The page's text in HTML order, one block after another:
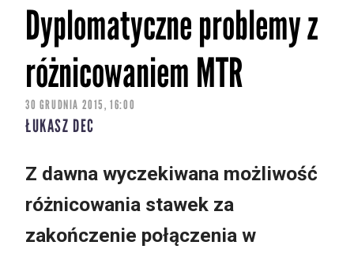
Dyplomatyczne problemy z
różnicowaniem MTR
30 GRUDNIA 2015, 16:00
ŁUKASZ DEC
Z dawna wyczekiwana możliwość
różnicowania stawek za
zakończenie połączenia w